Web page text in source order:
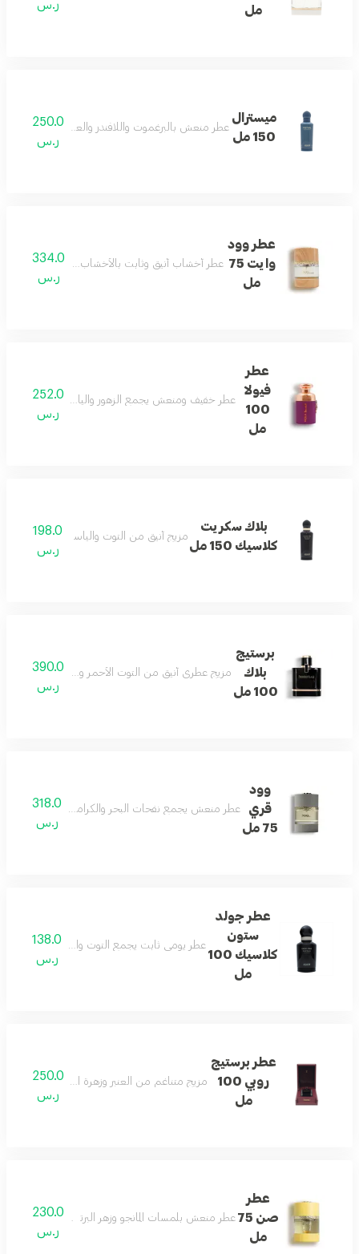
مل
ر.س
ميسترال
150 مل
عطر منعش بالبرغموت واللافندر والعنبر يمنح دفئاً
250.0
ر.س
عطر وود
وايت 75
مل
عطر أخشاب أنيق وثابت بالأخشاب البيضاء يمنح
334.0
ر.س
عطر
فيولا
100
مل
عطر خفيف ومنعش يجمع الزهور والياسمين252.0
ر.س
بلاك سكريت
كلاسيك 150 مل
مزيج أنيق من التوت والياسمين والفانيليا
198.0
ر.س
برستيج
بلاك
100 مل
مزيج عطري أنيق من التوت الأحمر ووردة الأوريس
390.0
ر.س
وود
قري
75 مل
عطر منعش يجمع نفحات البحر والكراميل والجلد318.0
ر.س
عطر جولد
ستون
كلاسيك 100
مل
عطر يومي ثابت يجمع التوت والكشمش مع العنبر
138.0
ر.س
عطر برستيج
روبي 100
مل
مزيج متناغم من العنبر وزهرة البرتقال المنعشة
250.0
ر.س
عطر
صن 75
مل
عطر منعش بلمسات المانجو وزهر البرتقال وخشب
230.0
ر.س